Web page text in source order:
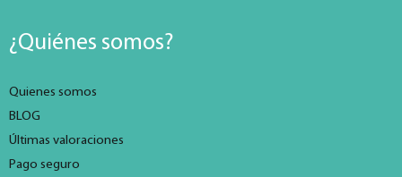
¿Quiénes somos?
Quienes somos
BLOG
Últimas valoraciones
Pago seguro